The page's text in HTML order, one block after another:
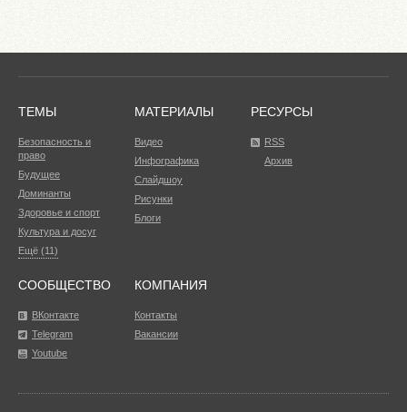
ТЕМЫ
Безопасность и
право
Будущее
Доминанты
Здоровье и спорт
Культура и досуг
Ещё (11)
МАТЕРИАЛЫ
Видео
Инфографика
Слайдшоу
Рисунки
Блоги
РЕСУРСЫ
RSS
Архив
СООБЩЕСТВО
ВКонтакте
Telegram
Youtube
КОМПАНИЯ
Контакты
Вакансии